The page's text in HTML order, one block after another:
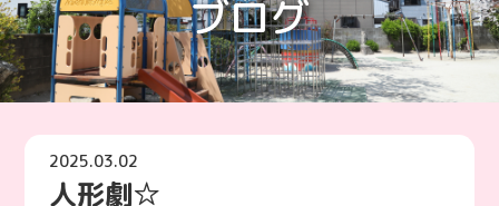
ブログ
2025.03.02
人形劇☆